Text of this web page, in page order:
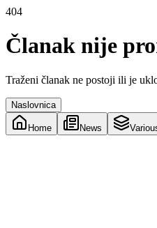
404
Članak nije
Traženi članak ne postoji ili je
Naslovnica
Home News